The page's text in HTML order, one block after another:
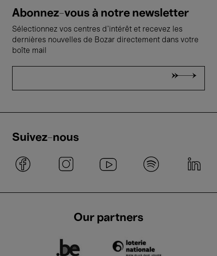
Abonnez-vous à notre newsletter
Sélectionnez vos centres d'intérêt et recevez les
dernières nouvelles de Bozar directement dans votre
boîte mail
Suivez-nous
Our partners